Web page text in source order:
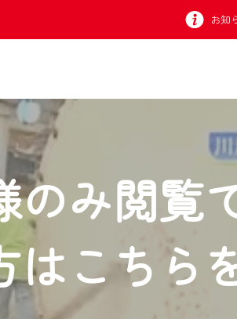
お知
み閲覧
こちら
らせ
リニューアルします！
が一目瞭然。
外出先でも！
ただけます！